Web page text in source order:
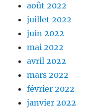
août 2022
juillet 2022
juin 2022
mai 2022
avril 2022
mars 2022
février 2022
janvier 2022